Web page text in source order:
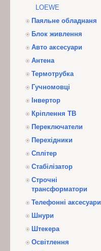
LOEWE
Паяльне обладнаня
Блок живлення
Авто аксесуари
Антена
Термотрубка
Гучномовці
Інвертор
Кріплення ТВ
Переключатели
Перехідники
Сплітер
Стабілізатор
Строчні
трансформатори
Телефонні аксесуари
Шнури
Штекера
Освітлення